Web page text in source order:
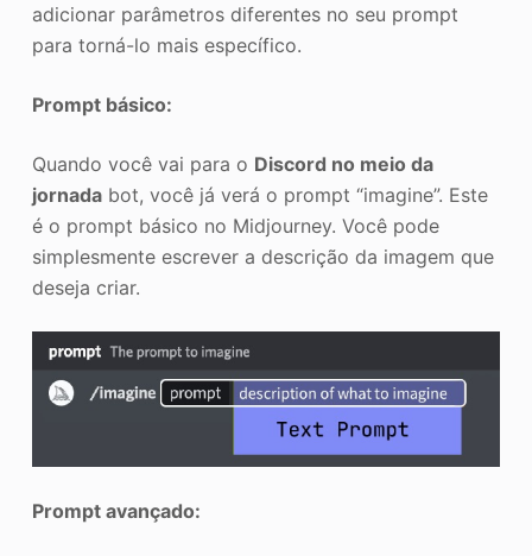
adicionar parâmetros diferentes no seu prompt
para torná-lo mais específico.
Prompt básico:
Quando você vai para o Discord no meio da
jornadabot, você já verá o prompt “imagine”. Este
é o prompt básico no Midjourney. Você pode
simplesmente escrever a descrição da imagem que
deseja criar.
Prompt avançado: